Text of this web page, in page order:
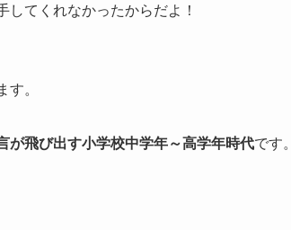
てくれなかったからだよ！
す。
が飛び出す小学校中学年～高学年時代です。